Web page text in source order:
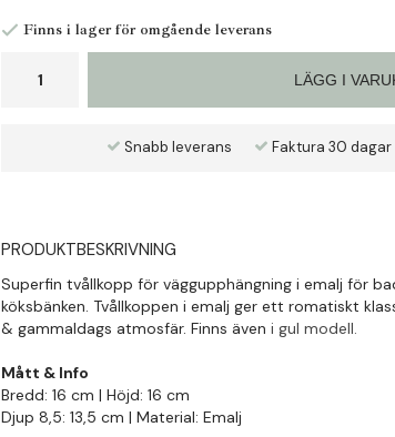
Finns i lager för omgående leverans
LÄGG I
Snabb leverans Faktura 30 dagar
PRODUKTBESKRIVNING
Superfin tvållkopp för väggupphängning i emalj för
köksbänken. Tvållkoppen i emalj ger ett romatiskt
& gammaldags atmosfär. Finns äveni gul modell.
Mått & Info
Bredd: 16 cm | Höjd: 16 cm
Djup 8,5: 13,5 cm | Material: Emalj